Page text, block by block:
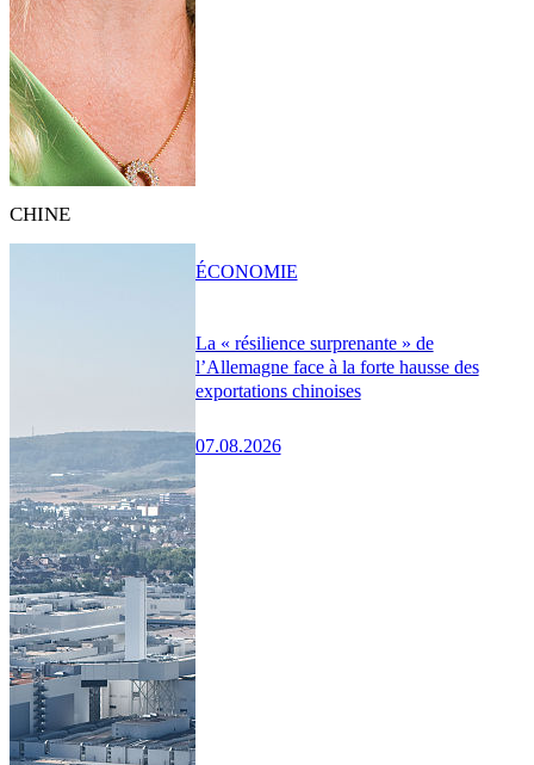
CHINE
La « résilience surprenante » de
l’Allemagne face à la forte hausse des
exportations chinoises
07.08.2026
ÉCONOMIE